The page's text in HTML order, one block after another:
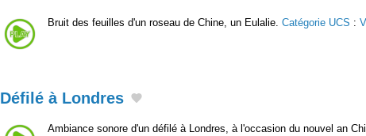
Bruit des feuilles d'un roseau de Chine, un Eulalie. Catégorie UCS :
Défilé à Londres
Ambiance sonore d'un défilé à Londres, à l'occasion du nouvel an